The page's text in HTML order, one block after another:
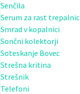
Senčila
Serum za rast trepalnic
Smrad v kopalnici
Sončni kolektorji
Soteskanje Bovec
Strešna kritina
Strešnik
Telefoni